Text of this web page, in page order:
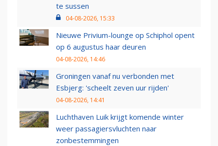
te sussen
04-08-2026, 15:33
Nieuwe Privium-lounge op Schiphol opent
op 6 augustus haar deuren
04-08-2026, 14:46
Groningen vanaf nu verbonden met
Esbjerg: 'scheelt zeven uur rijden'
04-08-2026, 14:41
Luchthaven Luik krijgt komende winter
weer passagiersvluchten naar
zonbestemmingen